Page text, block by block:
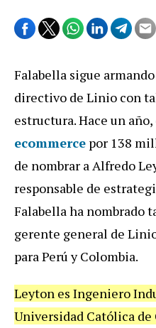
Falabella sigue
directivo de Linio con
estructura. Hace un
ecommerce por 138
de nombrar a Alfredo
responsable de
Falabella ha nombrado
gerente general de
para Perú y Colombia.
Leyton es Ingeniero
Universidad Católica